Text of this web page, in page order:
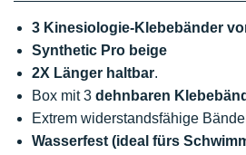
3 Kinesiologie-Klebebänder
Synthetic Pro beige
2X Länger haltbar.
Box mit 3 dehnbaren
Extrem widerstandsfähige
Wasserfest (ideal fürs